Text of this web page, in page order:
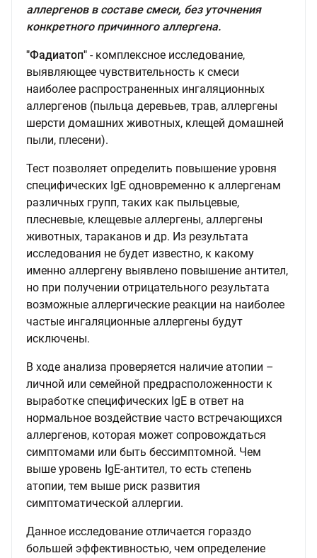
аллергенов в составе смеси, без уточнения
конкретного причинного аллергена.
"Фадиатоп" - комплексное исследование,
выявляющее чувствительность к смеси
наиболее распространенных ингаляционных
аллергенов (пыльца деревьев, трав, аллергены
шерсти домашних животных, клещей домашней
пыли, плесени).
Тест позволяет определить повышение уровня
специфических IgE одновременно к аллергенам
различных групп, таких как пыльцевые,
плесневые, клещевые аллергены, аллергены
животных, тараканов и др. Из результата
исследования не будет известно, к какому
именно аллергену выявлено повышение антител,
но при получении отрицательного результата
возможные аллергические реакции на наиболее
частые ингаляционные аллергены будут
исключены.
В ходе анализа проверяется наличие атопии –
личной или семейной предрасположенности к
выработке специфических IgE в ответ на
нормальное воздействие часто встречающихся
аллергенов, которая может сопровождаться
симптомами или быть бессимптомной. Чем
выше уровень IgE-антител, то есть степень
атопии, тем выше риск развития
симптоматической аллергии.
Данное исследование отличается гораздо
большей эффективностью, чем определение